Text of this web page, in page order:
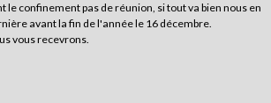
le confinement pas de réunion, si tout va bien nous en
avant la fin de l'année le 16 décembre.
vous recevrons.